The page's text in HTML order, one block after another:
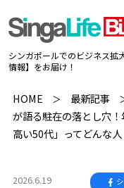
シンガポールでのビジネス拡
情報】をお届け！
HOME 最新記事
が語る駐在の落とし穴
高い50代」ってどんな人
2026.6.19